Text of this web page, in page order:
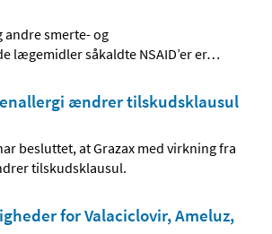
andre smerte- og
lægemidler såkaldte NSAID’er er…
ændrer tilskudsklausul
besluttet, at Grazax med virkning fra
tilskudsklausul.
for Valaciclovir, Ameluz,